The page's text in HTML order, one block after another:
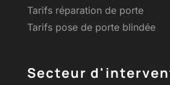
Tarifs réparation de porte
Tarifs pose de porte blindée
Secteur